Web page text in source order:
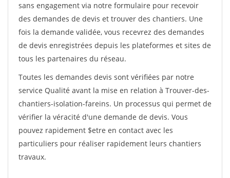
sans engagement via notre formulaire pour recevoir
des demandes de devis et trouver des chantiers. Une
fois la demande validée, vous recevrez des demandes
de devis enregistrées depuis les plateformes et sites de
tous les partenaires du réseau.
Toutes les demandes devis sont vérifiées par notre
service Qualité avant la mise en relation à Trouver-des-
chantiers-isolation-fareins. Un processus qui permet de
vérifier la véracité d'une demande de devis. Vous
pouvez rapidement $etre en contact avec les
particuliers pour réaliser rapidement leurs chantiers
travaux.